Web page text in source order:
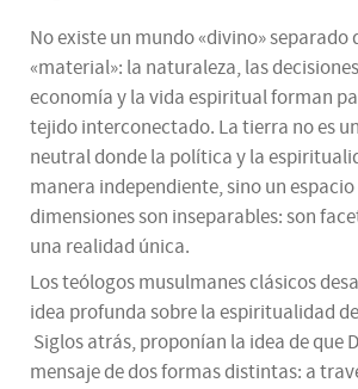
No existe un mundo «divino» separado
«material»: la naturaleza, las
economía y la vida espiritual forman
tejido interconectado. La tierra no es
neutral donde la política y la
manera independiente, sino un
dimensiones son inseparables: son
una realidad única.
Los teólogos musulmanes clásicos
idea profunda sobre la espiritualidad
Siglos atrás, proponían la idea de que
mensaje de dos formas distintas: a